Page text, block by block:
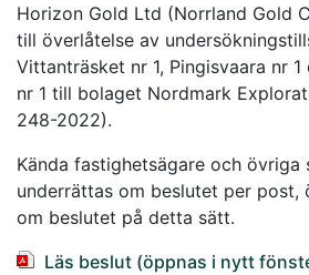
Horizon Gold Ltd (Norrland Gold
till överlåtelse av
Vittanträsket nr 1, Pingisvaara nr
nr 1 till bolaget Nordmark
248-2022).
Kända fastighetsägare och övriga
underrättas om beslutet per post,
om beslutet på detta sätt.
Läs beslut (öppnas i nytt